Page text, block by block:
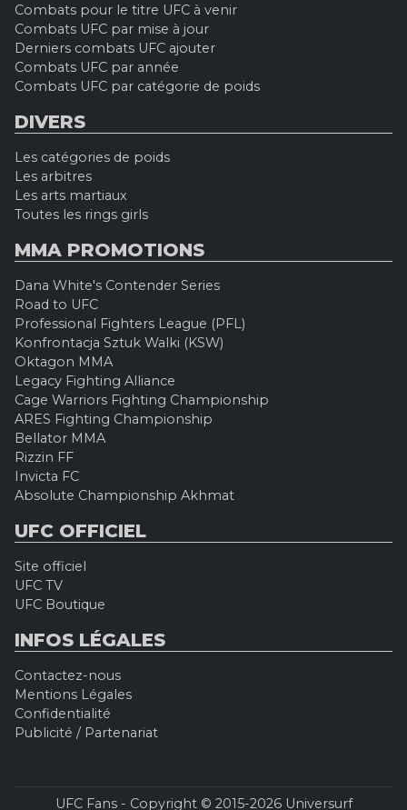
Combats pour le titre UFC à venir
Combats UFC par mise à jour
Derniers combats UFC ajouter
Combats UFC par année
Combats UFC par catégorie de poids
DIVERS
Les catégories de poids
Les arbitres
Les arts martiaux
Toutes les rings girls
MMA PROMOTIONS
Dana White's Contender Series
Road to UFC
Professional Fighters League (PFL)
Konfrontacja Sztuk Walki (KSW)
Oktagon MMA
Legacy Fighting Alliance
Cage Warriors Fighting Championship
ARES Fighting Championship
Bellator MMA
Rizzin FF
Invicta FC
Absolute Championship Akhmat
UFC OFFICIEL
Site officiel
UFC TV
UFC Boutique
INFOS LÉGALES
Contactez-nous
Mentions Légales
Confidentialité
Publicité / Partenariat
UFC Fans - Copyright © 2015-2026 Universurf